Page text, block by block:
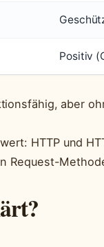
Positiv
aber
HTTP und
Request-